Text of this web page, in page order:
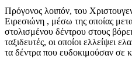
Πρόγονος λοιπόν, του
Ειρεσιώνη , μέσω της οποίας
στολισμένου δέντρου στους
ταξιδευτές, οι οποίοι ελλείψει
τα δέντρα που ευδοκιμούσαν σε